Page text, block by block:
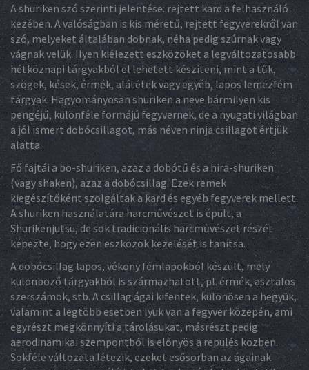
A shuriken szó szerinti jelentése: rejtett kard a felhasználó
kezében. A valóságban is kis méretű, rejtett fegyverekről van
szó, melyeket általában dobnak, néha pedig szúrnak vagy
vágnak velük. Ilyen kiélezett eszközöket a legváltozatosabb
hétköznapi tárgyakból el lehetett készíteni, mint a tűk,
szögek, kések, érmék, alátétek vagy egyéb, lapos lemezfém
tárgyak. Hagyományosan shuriken a neve bármilyen kis
pengéjű, különféle formájú fegyvernek, de a nyugati világban
a jól ismert dobócsillagot, más néven ninja csillagot értjük
alatta.
Fő fajtái a bo-shuriken, azaz a dobótű és a hira-shuriken
(vagy shaken), azaz a dobócsillag. Ezek remek
kiegészítőként szolgáltak a kard és egyéb fegyverek mellett.
A shuriken használatára harcművészet is épült, a
Shurikenjutsu, de sok tradicionális harcművészet részét
képezte, hogy ezen eszközök kezelését is tanítsa.
A dobócsillag lapos, vékony fémlapokból készült, mely
különböző tárgyakból is származhatott, pl. érmék, asztalos
szerszámok, stb. A csillag ágai kifentek, különösen a hegyük,
valamint a legtöbb esetben lyuk van a fegyver közepén, ami
egyrészt megkönnyíti a tárolásukat, másrészt pedig
aerodinamikai szempontból is előnyös a repülés közben.
Sokféle változata létezik, ezeket esősorban az ágainak